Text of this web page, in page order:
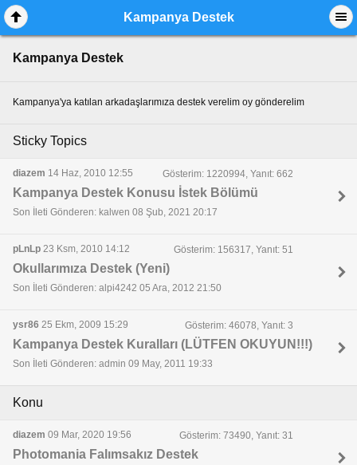
Kampanya Destek
Kampanya Destek
Kampanya'ya katılan arkadaşlarımıza destek verelim oy gönderelim
Sticky Topics
diazem 14 Haz, 2010 12:55 Gösterim: 1220994, Yanıt: 662
Kampanya Destek Konusu İstek Bölümü
Son İleti Gönderen: kalwen 08 Şub, 2021 20:17
pLnLp 23 Ksm, 2010 14:12 Gösterim: 156317, Yanıt: 51
Okullarımıza Destek (Yeni)
Son İleti Gönderen: alpi4242 05 Ara, 2012 21:50
ysr86 25 Ekm, 2009 15:29 Gösterim: 46078, Yanıt: 3
Kampanya Destek Kuralları (LÜTFEN OKUYUN!!!)
Son İleti Gönderen: admin 09 May, 2011 19:33
Konu
diazem 09 Mar, 2020 19:56 Gösterim: 73490, Yanıt: 31
Photomania Falımsakız Destek